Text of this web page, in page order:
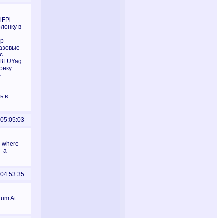
-
в
-
в
At